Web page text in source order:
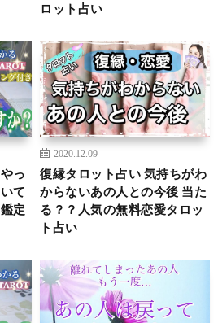
ロット占い
っ
て
定
2020.12.09
復縁タロット占い 気持ちがわ
からないあの人との今後 当た
る？？人気の無料恋愛タロッ
ト占い